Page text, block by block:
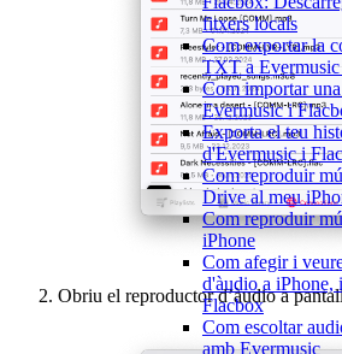
fitxers locals
Com exportar la
TXT a
Com importar
Evermusic i
Exporta el teu
d'Evermusic i
Com reproduir
Drive al meu
Com reproduir
iPhone
Com afegir i
d'àudio a iPhone,
Flacbox
Com escoltar
amb Evermusic
Obriu el reproductor d’àudio a